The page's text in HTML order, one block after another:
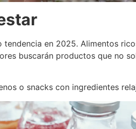
en 2025. Alimentos
buscarán productos que no
o snacks con ingredientes